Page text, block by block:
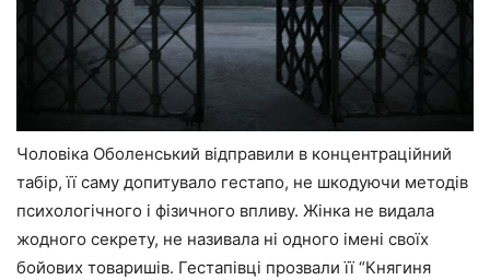
Чоловіка Оболенський відправили в концентраційний
табір, її саму допитувало гестапо, не шкодуючи методів
психологічного і фізичного впливу. Жінка не видала
жодного секрету, не називала ні одного імені своїх
бойових товаришів. Гестапівці прозвали її “Княгиня